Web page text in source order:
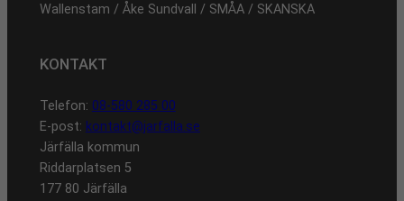
Wallenstam / Åke Sundvall / SMÅA / SKANSKA
KONTAKT
Telefon: 08-580 285 00
E-post: kontakt@jarfalla.se
Järfälla kommun
Riddarplatsen 5
177 80 Järfälla